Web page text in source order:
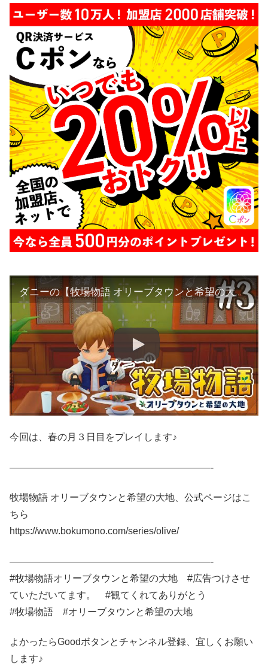
ダニーの【牧場物語 オリーブタウンと希望の大地】#3
今回は、春の月３日目をプレイします♪
—————————————————————-
牧場物語 オリーブタウンと希望の大地、公式ページはこ
ちら
https://www.bokumono.com/series/olive/
—————————————————————-
#牧場物語オリーブタウンと希望の大地 #広告つけさせ
ていただいてます。 #観てくれてありがとう
#牧場物語 #オリーブタウンと希望の大地
よかったらGoodボタンとチャンネル登録、宜しくお願い
します♪